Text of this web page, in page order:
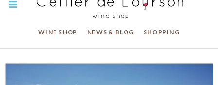
WINE SHOP NEWS & BLOG SHOPPING